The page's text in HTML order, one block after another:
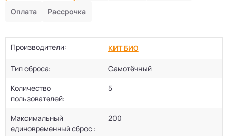
Оплата Рассрочка
Производители: КИТ БИО
Тип сброса:
Самотёчный
Количество
пользователей:
5
Максимальный
единовременный сброс :
200